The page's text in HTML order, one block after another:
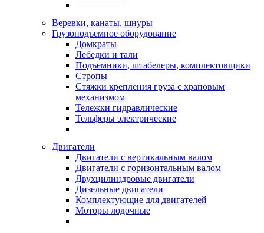
Веревки, канаты, шнуры
Грузоподъемное оборудование
Домкраты
Лебедки и тали
Подъемники, штабелеры, комплектовщики
Стропы
Стяжки крепления груза с храповым
механизмом
Тележки гидравлические
Тельферы электрические
Двигатели
Двигатели с вертикальным валом
Двигатели с горизонтальным валом
Двухцилиндровые двигатели
Дизельные двигатели
Комплектующие для двигателей
Моторы лодочные